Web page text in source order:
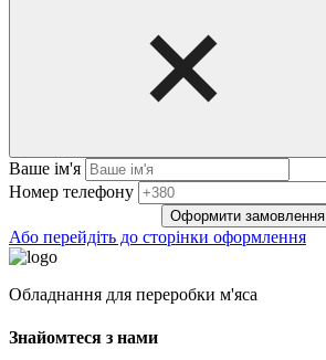
Ваше ім'я
Нoмep тeлeфoнy
Оформити замовлення
Або перейдіть до сторінки оформлення
Обладнання для переробки м'яса
Знайомтеся з нами